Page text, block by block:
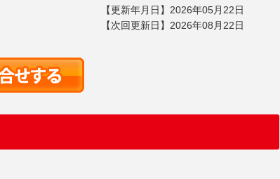
【更新年月日】2026年05月22日
【次回更新日】2026年08月22日